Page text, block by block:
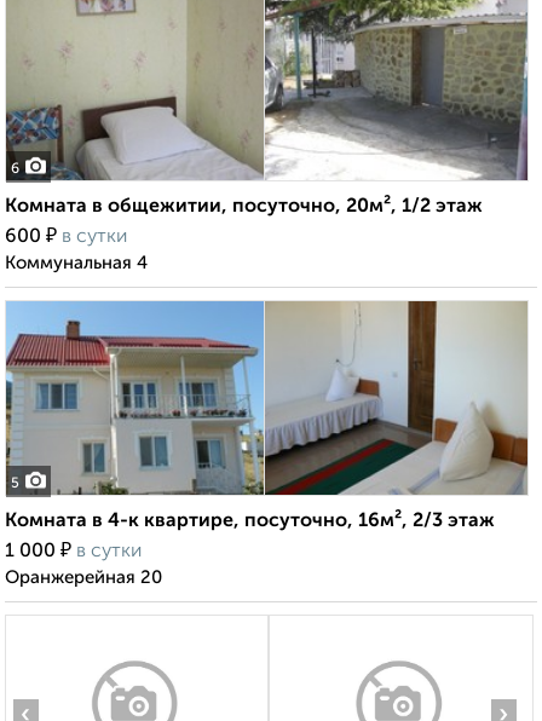
6
Комната в общежитии, посуточно, 20м², 1/2 этаж
600 ₽ в сутки
Коммунальная 4
5
Комната в 4-к квартире, посуточно, 16м², 2/3 этаж
1 000 ₽ в сутки
Оранжерейная 20
‹ ›